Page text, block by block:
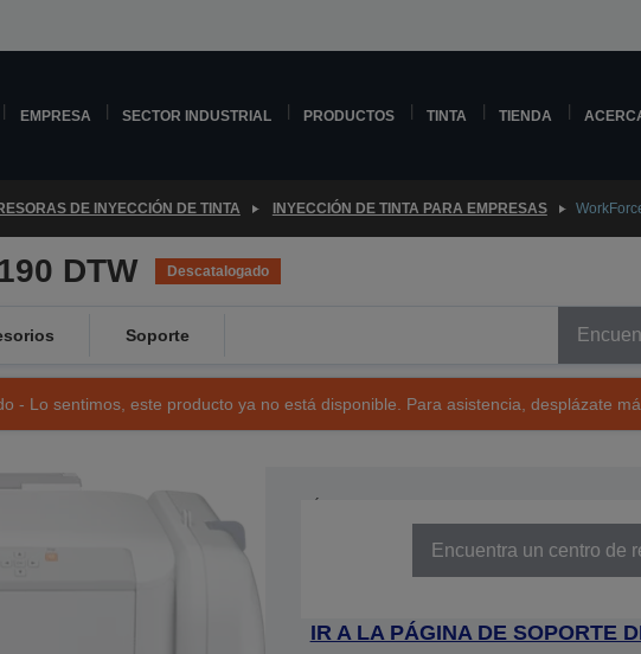
EMPRESA SECTOR INDUSTRIAL PRODUCTOS TINTA TIENDA
DE INYECCIÓN DE TINTA INYECCIÓN DE TINTA PARA EMPRESAS
DTW Descatalogado
Soporte
- Lo sentimos, este producto ya no está disponible. Para asistencia, desplázate
Encuentra un centro de
IR A LA PÁGINA DE SOPORTE